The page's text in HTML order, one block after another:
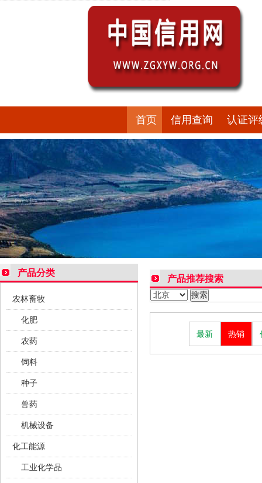
首页 信用查询 认证评
产品分类
农林畜牧
化肥
农药
饲料
种子
兽药
机械设备
化工能源
工业化学品
产品推荐搜索
最新 热销